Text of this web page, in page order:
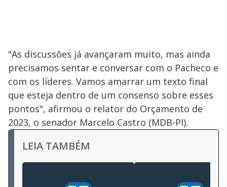
"As discussões já avançaram muito, mas ainda
precisamos sentar e conversar com o Pacheco e
com os líderes. Vamos amarrar um texto final
que esteja dentro de um consenso sobre esses
pontos", afirmou o relator do Orçamento de
2023, o senador Marcelo Castro (MDB-PI).
LEIA TAMBÉM